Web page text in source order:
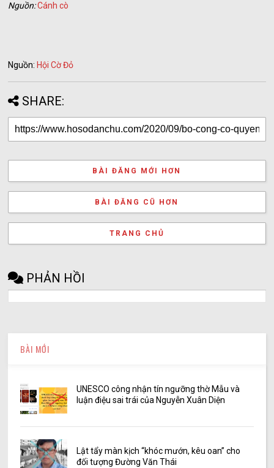
Nguồn:Cánh cò
Nguồn: Hội Cờ Đỏ
SHARE:
BÀI ĐĂNG MỚI HƠN
BÀI ĐĂNG CŨ HƠN
TRANG CHỦ
PHẢN HỒI
BÀI MỚI
UNESCO công nhận tín ngưỡng thờ Mẫu và
luận điệu sai trái của Nguyễn Xuân Diện
Lật tẩy màn kịch “khóc mướn, kêu oan” cho
đối tượng Đường Văn Thái